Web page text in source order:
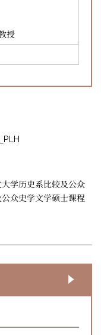
授
学历史系比较及公众
众史学文学硕士课程